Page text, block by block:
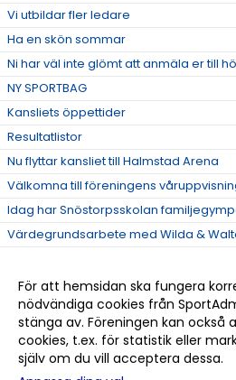
Vi utbildar fler ledare
Ha en skön sommar
Ni har väl inte glömt att anmäla er till
NY SPORTBAG
Kansliets öppettider
Resultatlistor
Nu flyttar kansliet till Halmstad Arena
Välkomna till föreningens
Idag har Snöstorpsskolan
Värdegrundsarbete med Wilda &
Tack till alla ledare!
Ge bort något fint i julklapp
Välkomna att titta på tävling!
För att hemsidan ska fungera
nödvändiga cookies från
stänga av. Föreningen kan också
cookies, t.ex. för statistik eller
själv om du vill acceptera dessa.